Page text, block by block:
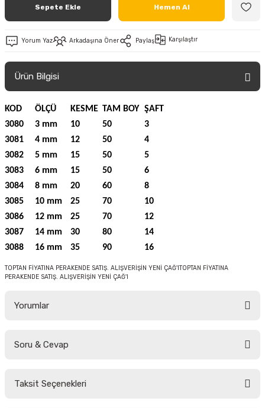
Sepete Ekle Hemen Al
Yorum Yaz Arkadaşına Öner Paylaş Karşılaştır
Ürün Bilgisi
KOD ÖLÇÜ KESME TAM BOY ŞAFT
3080
3 mm 10 50
3
3081
4 mm 12 50
4
3082
5 mm 15 50
5
3083
6 mm 15 50
6
3084
8 mm 20 60
8
3085
10 mm 25 70
10
3086
12 mm 25 70
12
3087
14 mm 30 80
14
3088
16 mm 35 90 16
TOPTAN FİYATINA PERAKENDE SATIŞ. ALIŞVERİŞİN YENİ ÇAĞ'ITOPTAN FİYATINA
PERAKENDE SATIŞ. ALIŞVERİŞİN YENİ ÇAĞ'I
Yorumlar
Soru & Cevap
Taksit Seçenekleri